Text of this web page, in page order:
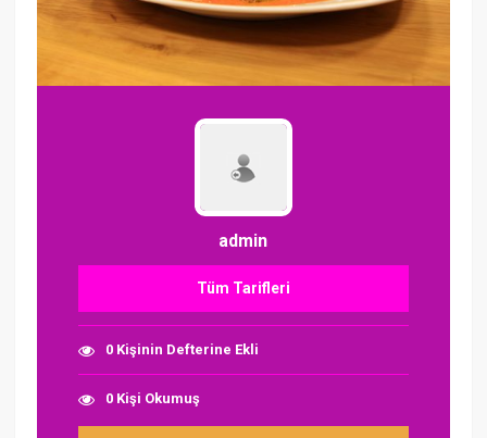
admin
Tüm Tarifleri
0 Kişinin Defterine Ekli
0 Kişi Okumuş